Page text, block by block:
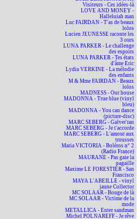
Visiteurs - Ces idées-là
LOVE AND MONEY -
Halleluiah man
Luc FAIRDAN - T'as de beaux
lolos
Lucien JEUNESSE raconte les
3 ours
LUNA PARKER - Le challenge
des espoirs
LUNA PARKER - Tes états
d'âme Eric
Lydia VERKINE - La mélodie
des enfants
M & Mme FAIRDAN - Beaux
lolos
MADNESS - Our house
MADONNA - True blue (vinyl
bleu)
MADONNA - You can dance
(picture-disc)
MARC SEBERG - Galver'ran
MARC SEBERG - Je t'accorde
MARC SEBERG - L'amour aux
trousses
Maria VICTORIA - Boléros n° 2
(Radio France)
MAURANE - Pas gaie la
pagaille
Maxime LE FORESTIER - San
Francisco
MAYA L'ABEILLE - vinyl
jaune Collector
MC SOLAAR - Bouge de là
MC SOLAAR - Victime de la
mode
METALLICA - Enter sandman
Michel POLNAREFF - Je rêve